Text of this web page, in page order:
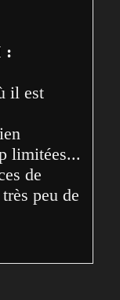
:
limitées...
peu de